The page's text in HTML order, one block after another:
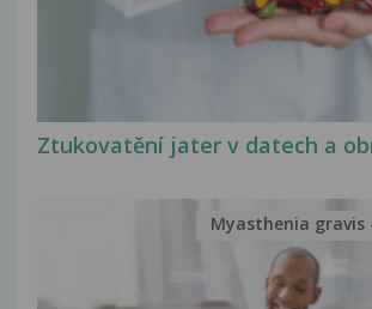
Ztukovatění jater v datech a
Myasthenia gravis